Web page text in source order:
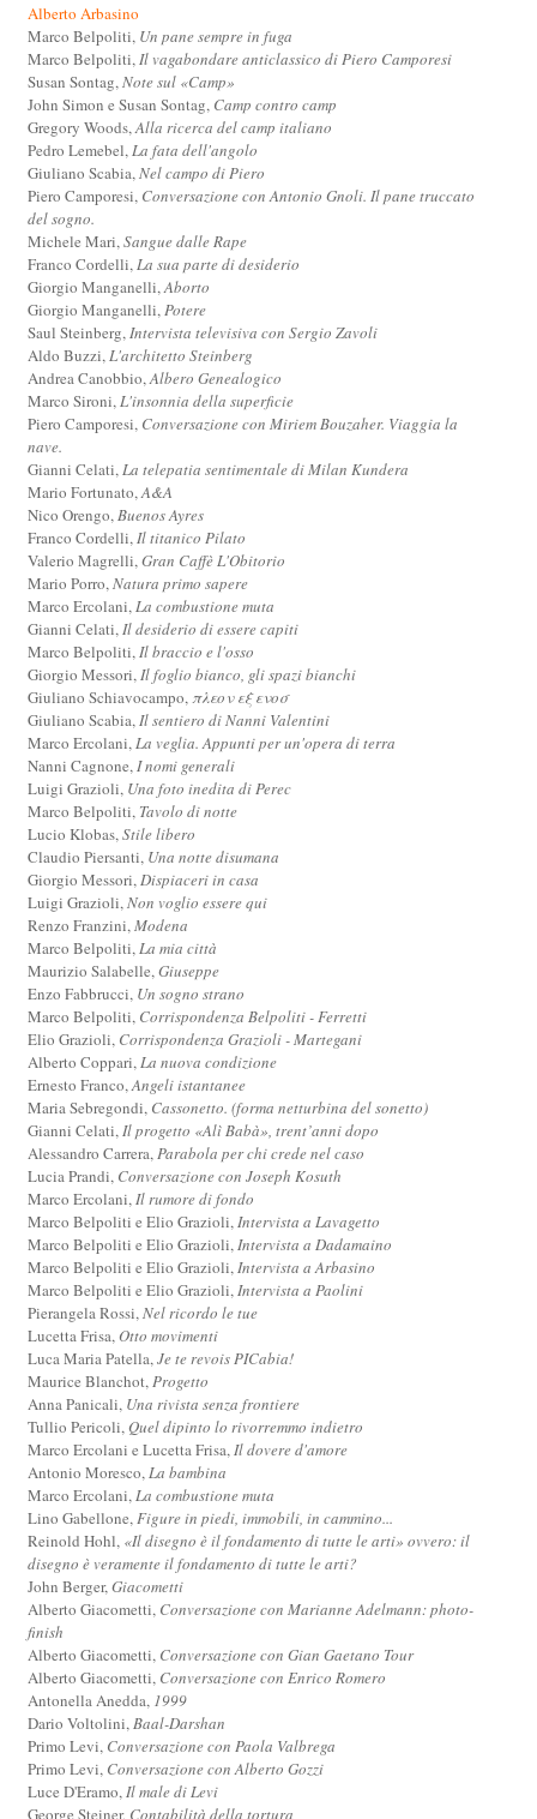
Alberto Arbasino
Marco Belpoliti, Un pane sempre in fuga
Marco Belpoliti,Il vagabondare anticlassico di Piero Camporesi
Susan Sontag,Note sul «Camp»
John Simon e Susan Sontag, Camp contro camp
Gregory Woods,Alla ricerca del camp italiano
Pedro Lemebel,La fata dell'angolo
Giuliano Scabia,Nel campo di Piero
Piero Camporesi, Conversazione con Antonio Gnoli. Il pane truccato
del sogno.
Michele Mari,Sangue dalle Rape
Franco Cordelli,La sua parte di desiderio
Giorgio Manganelli,Aborto
Giorgio Manganelli,Potere
Saul Steinberg,Intervista televisiva con Sergio Zavoli
Aldo Buzzi,L'architetto Steinberg
Andrea Canobbio,Albero Genealogico
Marco Sironi,L'insonnia della superficie
Piero Camporesi, Conversazione con Miriem Bouzaher. Viaggia la
nave.
Gianni Celati,La telepatia sentimentale di Milan Kundera
Mario Fortunato,A&A
Nico Orengo,Buenos Ayres
Franco Cordelli,Il titanico Pilato
Valerio Magrelli,Gran Caffè L'Obitorio
Mario Porro,Natura primo sapere
Marco Ercolani,La combustione muta
Gianni Celati,Il desiderio di essere capiti
Marco Belpoliti,Il braccio e l'osso
Giorgio Messori,Il foglio bianco, gli spazi bianchi
Giuliano Schiavocampo,πλεον εξ ενοσ
Giuliano Scabia,Il sentiero di Nanni Valentini
Marco Ercolani,La veglia. Appunti per un'opera di terra
Nanni Cagnone,I nomi generali
Luigi Grazioli, Una foto inedita di Perec
Marco Belpoliti, Tavolo di notte
Lucio Klobas,Stile libero
Claudio Piersanti, Una notte disumana
Giorgio Messori,Dispiaceri in casa
Luigi Grazioli,Non voglio essere qui
Renzo Franzini,Modena
Marco Belpoliti,La mia città
Maurizio Salabelle,Giuseppe
Enzo Fabbrucci, Un sogno strano
Marco Belpoliti, Corrispondenza Belpoliti - Ferretti
Elio Grazioli, Corrispondenza Grazioli - Martegani
Alberto Coppari,La nuova condizione
Ernesto Franco,Angeli istantanee
Maria Sebregondi, Cassonetto. (forma netturbina del sonetto)
Gianni Celati,Il progetto «Alì Babà», trent’anni dopo
Alessandro Carrera,Parabola per chi crede nel caso
Lucia Prandi, Conversazione con Joseph Kosuth
Marco Ercolani,Il rumore di fondo
Marco Belpoliti e Elio Grazioli,Intervista a Lavagetto
Marco Belpoliti e Elio Grazioli,Intervista a Dadamaino
Marco Belpoliti e Elio Grazioli,Intervista a Arbasino
Marco Belpoliti e Elio Grazioli,Intervista a Paolini
Pierangela Rossi,Nel ricordo le tue
Lucetta Frisa,Otto movimenti
Luca Maria Patella,Je te revois PICabia!
Maurice Blanchot,Progetto
Anna Panicali, Una rivista senza frontiere
Tullio Pericoli,Quel dipinto lo rivorremmo indietro
Marco Ercolani e Lucetta Frisa,Il dovere d'amore
Antonio Moresco,La bambina
Marco Ercolani,La combustione muta
Lino Gabellone,Figure in piedi, immobili, in cammino...
Reinold Hohl, «Il disegno è il fondamento di tutte le arti» ovvero: il
disegno è veramente il fondamento di tutte le arti?
John Berger,Giacometti
Alberto Giacometti, Conversazione con Marianne Adelmann: photo-
finish
Alberto Giacometti, Conversazione con Gian Gaetano Tour
Alberto Giacometti, Conversazione con Enrico Romero
Antonella Anedda, 1999
Dario Voltolini,Baal-Darshan
Primo Levi, Conversazione con Paola Valbrega
Primo Levi, Conversazione con Alberto Gozzi
Luce D'Eramo,Il male di Levi
George Steiner, Contabilità della tortura